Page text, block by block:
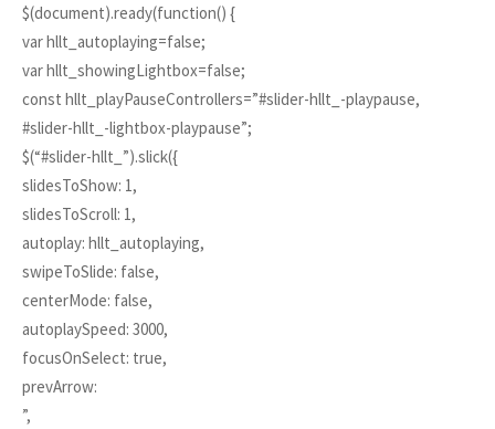
$(document).ready(function() {
var hllt_autoplaying=false;
var hllt_showingLightbox=false;
const hllt_playPauseControllers=”#slider-hllt_-playpause,
#slider-hllt_-lightbox-playpause”;
$(“#slider-hllt_”).slick({
slidesToShow: 1,
slidesToScroll: 1,
autoplay: hllt_autoplaying,
swipeToSlide: false,
centerMode: false,
autoplaySpeed: 3000,
focusOnSelect: true,
prevArrow:
”,